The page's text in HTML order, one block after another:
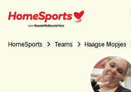
naar
hoofdnavigatie
HomeSports Teams Haagse Mopjes